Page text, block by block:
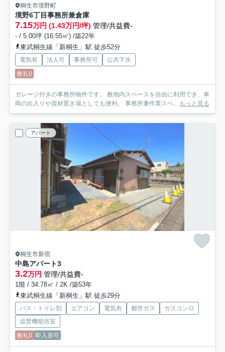
桐生市境野町
境野6丁目事務所兼倉庫
7.15万円 (1.43万円/坪) 管理/共益費-
- / 5.00坪 (16.55㎡) /築22年
東武桐生線「新桐生」駅 徒歩52分
電気有 法人可 事務所可
公共下水
敷礼0
ガレージ付きの事務所物件です。 敷地内スペースを自由に利用でき、車
両の出入りや資材置き場としても便利。 事務所兼作業スペ... もっと見る
アパート
桐生市新宿
中島アパート3
3.2万円 管理/共益費-
1階 / 34.78㎡ / 2K /築53年
東武桐生線「新桐生」駅 徒歩29分
バス・トイレ別 エアコン 電気有 都市ガス
ガスコンロ
追焚機能浴室
敷礼0 即入居可